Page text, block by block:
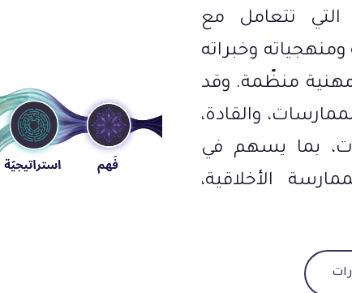
تتعامل مع
ومنهجياته وخبراته
مهنية منظّمة. وقد
والقادة،
بما يسهم في
الأخلاقية،